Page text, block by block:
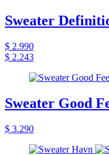
Sweater
$ 2.990
$ 2.243
Sweater Good
$ 3.290